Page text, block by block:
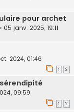
pour archet
05 janv. 2025, 19:11
2024, 01:46
1 2
09:59
1 2